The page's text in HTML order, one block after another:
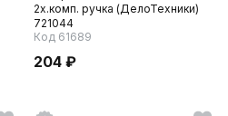
2х.комп. ручка (ДелоТехники)
721044
Код 61689
204 ₽